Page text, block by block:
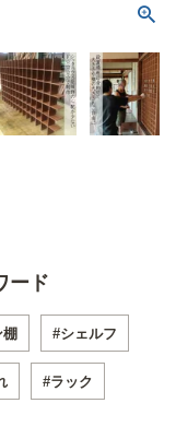
ード
#シェルフ
#ラック